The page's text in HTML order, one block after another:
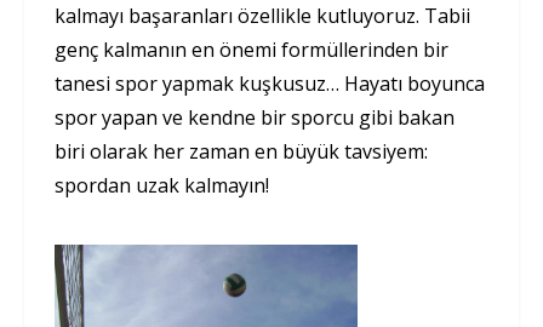
kalmayı başaranları özellikle kutluyoruz. Tabii
genç kalmanın en önemi formüllerinden bir
tanesi spor yapmak kuşkusuz… Hayatı boyunca
spor yapan ve kendne bir sporcu gibi bakan
biri olarak her zaman en büyük tavsiyem:
spordan uzak kalmayın!